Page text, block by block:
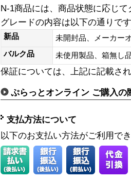
N-1商品には、商品状態に応じ
グレードの内容は以下の通りで
新品
未開封品、メーカー
バルク品
未使用製品、箱無
保証については、上記に記載さ
ぷらっとオンライン ご購入の
支払方法について
以下のお支払い方法がご利用で